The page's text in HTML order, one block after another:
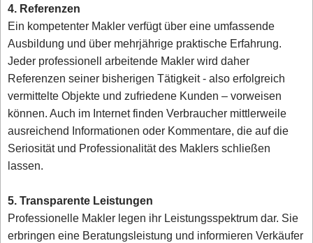
4. Referenzen
Ein kompetenter Makler verfügt über eine umfassende
Ausbildung und über mehrjährige praktische Erfahrung.
Jeder professionell arbeitende Makler wird daher
Referenzen seiner bisherigen Tätigkeit - also erfolgreich
vermittelte Objekte und zufriedene Kunden – vorweisen
können. Auch im Internet finden Verbraucher mittlerweile
ausreichend Informationen oder Kommentare, die auf die
Seriosität und Professionalität des Maklers schließen
lassen.
5. Transparente Leistungen
Professionelle Makler legen ihr Leistungsspektrum dar. Sie
erbringen eine Beratungsleistung und informieren Verkäufer